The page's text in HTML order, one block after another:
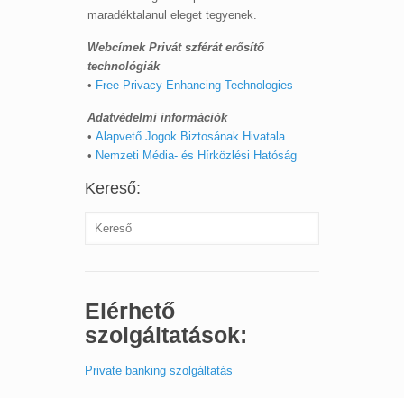
maradéktalanul eleget tegyenek.
Webcímek Privát szférát erősítő
technológiák
• Free Privacy Enhancing Technologies
Adatvédelmi információk
• Alapvető Jogok Biztosának Hivatala
• Nemzeti Média- és Hírközlési Hatóság
Kereső:
Elérhető
szolgáltatások:
Private banking szolgáltatás